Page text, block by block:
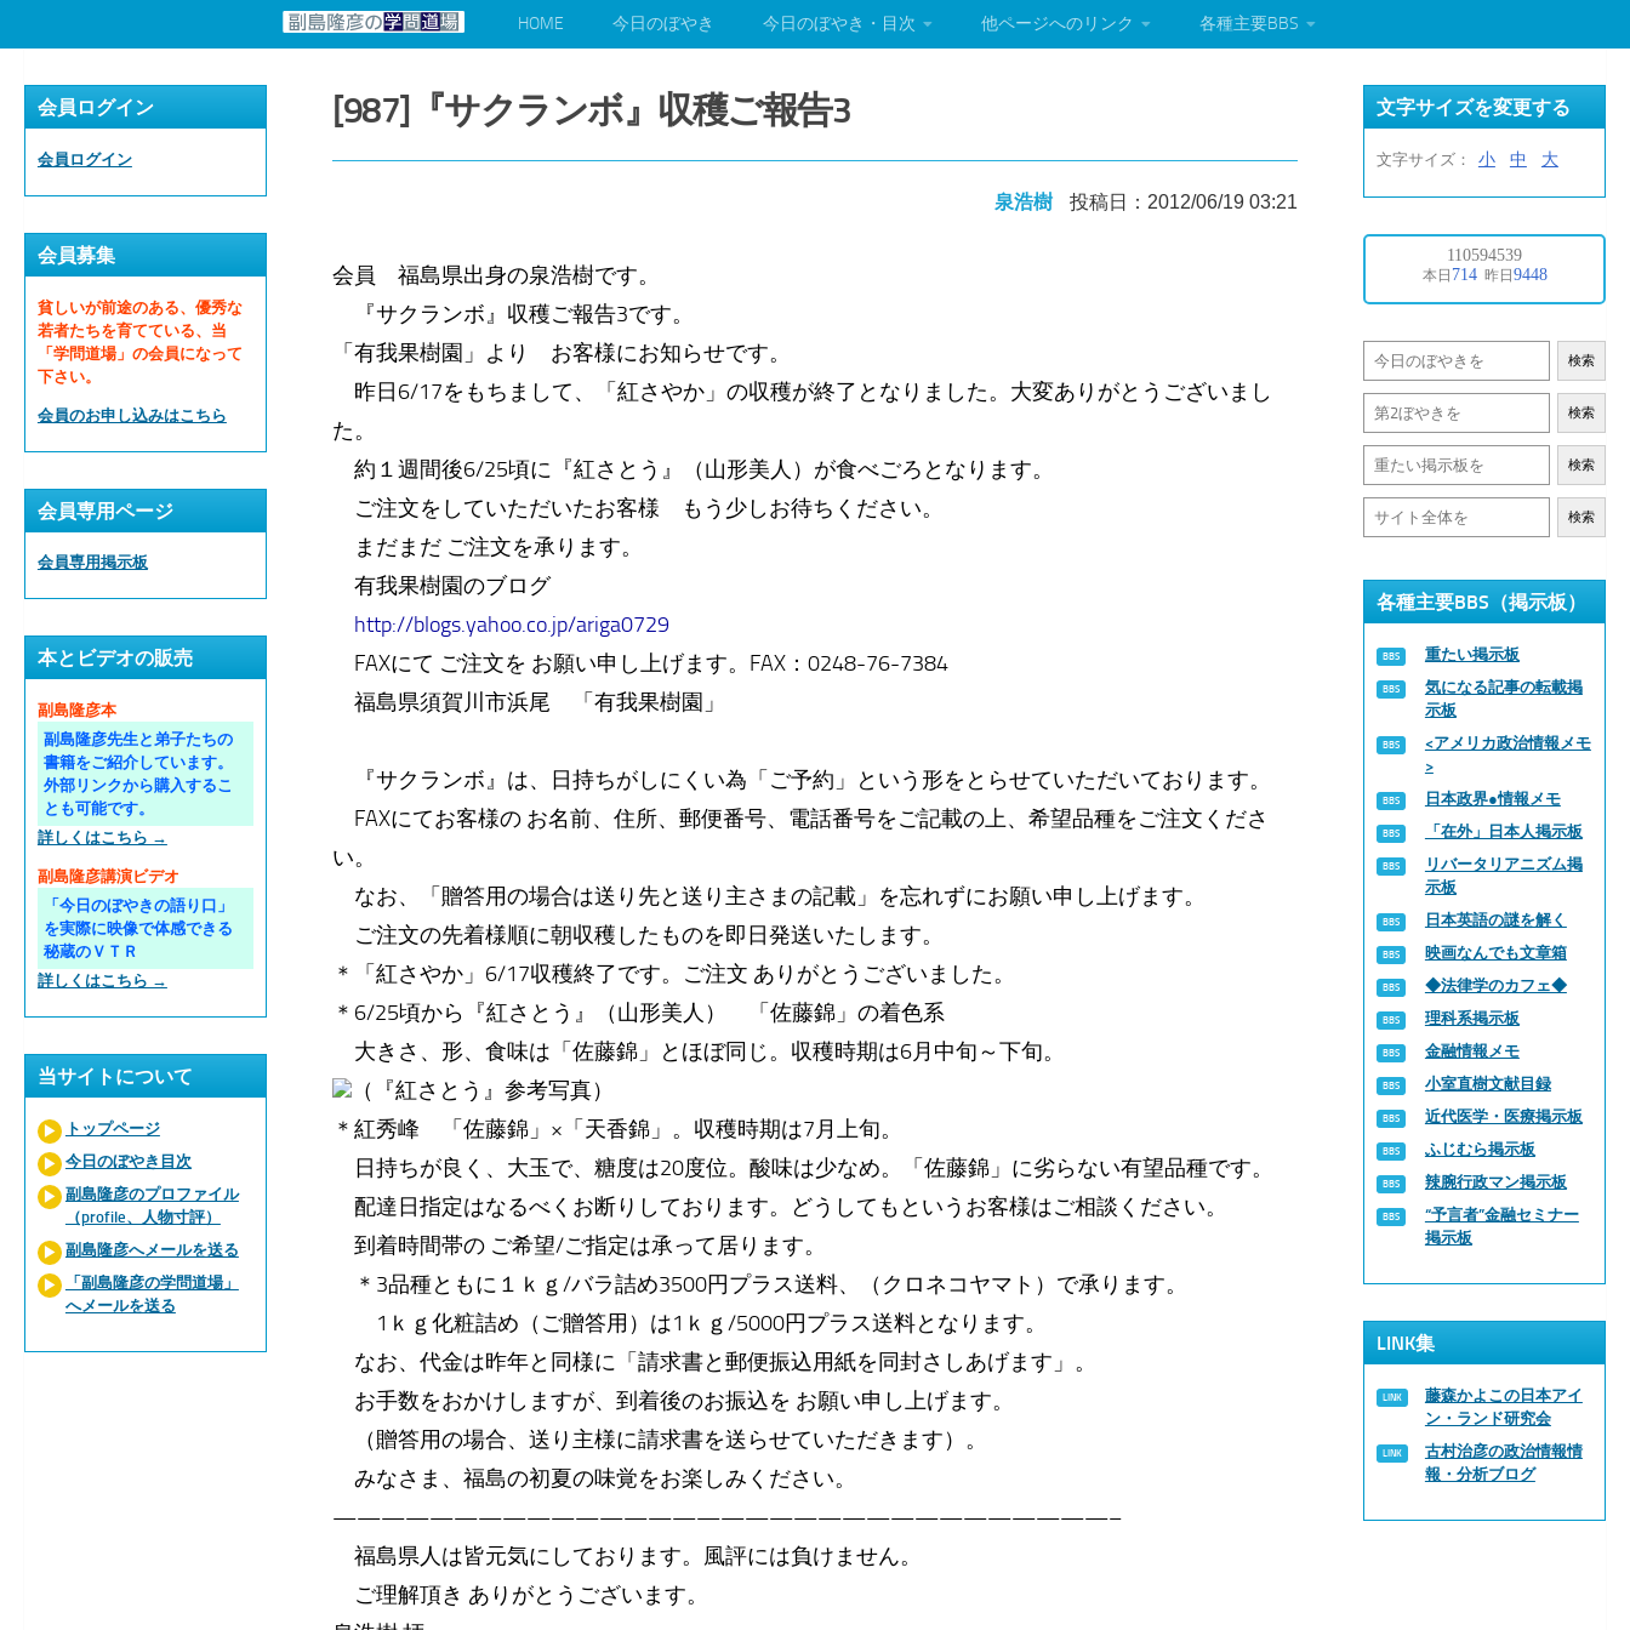
HOME 今日のぼやき 今日のぼやき・目次 他ページへのリンク 各種主要BBS
[987]『サクランボ』収穫ご報告3
泉浩樹 投稿日：2012/06/19 03:21
会員 福島県出身の泉浩樹です。
『サクランボ』収穫ご報告3です。
「有我果樹園」より お客様にお知らせです。
昨日6/17をもちまして、「紅さやか」の収穫が終了となりました。大変ありがとうございまし
た。
約１週間後6/25頃に『紅さとう』（山形美人）が食べごろとなります。
ご注文をしていただいたお客様 もう少しお待ちください。
まだまだ ご注文を承ります。
有我果樹園のブログ
http://blogs.yahoo.co.jp/ariga0729
FAXにて ご注文を お願い申し上げます。FAX：0248-76-7384
福島県須賀川市浜尾 「有我果樹園」
『サクランボ』は、日持ちがしにくい為「ご予約」という形をとらせていただいております。
FAXにてお客様の お名前、住所、郵便番号、電話番号をご記載の上、希望品種をご注文くださ
い。
なお、「贈答用の場合は送り先と送り主さまの記載」を忘れずにお願い申し上げます。
ご注文の先着様順に朝収穫したものを即日発送いたします。
＊「紅さやか」6/17収穫終了です。ご注文 ありがとうございました。
＊6/25頃から『紅さとう』（山形美人） 「佐藤錦」の着色系
大きさ、形、食味は「佐藤錦」とほぼ同じ。収穫時期は6月中旬～下旬。
（『紅さとう』参考写真）
＊紅秀峰 「佐藤錦」×「天香錦」。収穫時期は7月上旬。
日持ちが良く、大玉で、糖度は20度位。酸味は少なめ。「佐藤錦」に劣らない有望品種です。
配達日指定はなるべくお断りしております。どうしてもというお客様はご相談ください。
到着時間帯の ご希望/ご指定は承って居ります。
＊3品種ともに１ｋｇ/バラ詰め3500円プラス送料、（クロネコヤマト）で承ります。
1ｋｇ化粧詰め（ご贈答用）は1ｋｇ/5000円プラス送料となります。
なお、代金は昨年と同様に「請求書と郵便振込用紙を同封さしあげます」。
お手数をおかけしますが、到着後のお振込を お願い申し上げます。
（贈答用の場合、送り主様に請求書を送らせていただきます）。
みなさま、福島の初夏の味覚をお楽しみください。
————————————————————————————————–
福島県人は皆元気にしております。風評には負けません。
ご理解頂き ありがとうございます。
会員ログイン
会員ログイン
会員募集
貧しいが前途のある、優秀な
若者たちを育てている、当
「学問道場」の会員になって
下さい。
会員のお申し込みはこちら
会員専用ページ
会員専用掲示板
本とビデオの販売
副島隆彦本
副島隆彦先生と弟子たちの
書籍をご紹介しています。
外部リンクから購入するこ
とも可能です。
詳しくはこちら →
副島隆彦講演ビデオ
「今日のぼやきの語り口」
を実際に映像で体感できる
秘蔵のＶＴＲ
詳しくはこちら →
当サイトについて
トップページ
今日のぼやき目次
副島隆彦のプロファイル
（profile、人物寸評）
副島隆彦へメールを送る
「副島隆彦の学問道場」
へメールを送る
文字サイズを変更する
文字サイズ： 小 中 大
検索
検索
検索
検索
各種主要BBS（掲示板）
重たい掲示板
気になる記事の転載掲
示板
<アメリカ政治情報メモ
>
日本政界●情報メモ
「在外」日本人掲示板
リバータリアニズム掲
示板
日本英語の謎を解く
映画なんでも文章箱
◆法律学のカフェ◆
理科系掲示板
金融情報メモ
小室直樹文献目録
近代医学・医療掲示板
ふじむら掲示板
辣腕行政マン掲示板
“予言者”金融セミナー
掲示板
LINK集
藤森かよこの日本アイ
ン・ランド研究会
古村治彦の政治情報情
報・分析ブログ